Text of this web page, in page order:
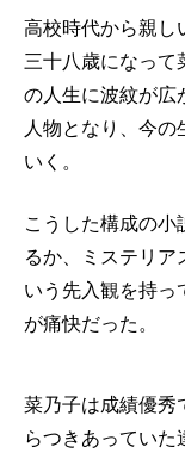
高校時代から親し
三十八歳になって
の人生に波紋が広
人物となり、今の
いく。
こうした構成の小
るか、ミステリア
いう先入観を持っ
が痛快だった。
菜乃子は成績優秀
らつきあっていた